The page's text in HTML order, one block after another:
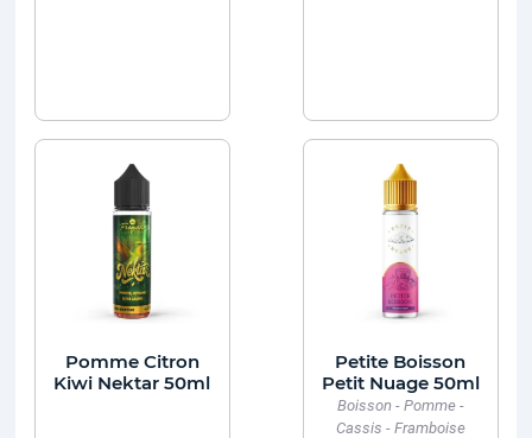
Pomme Citron
Kiwi Nektar 50ml
Petite Boisson
Petit Nuage 50ml
Boisson - Pomme -
Cassis - Framboise